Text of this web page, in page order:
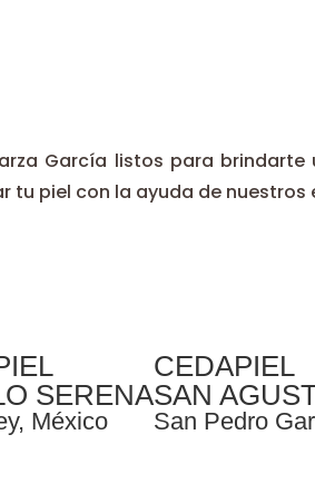
García listos para
tu piel con la ayuda de nuestros
SERENA
México
CEDAPIEL
SAN
San Pedro